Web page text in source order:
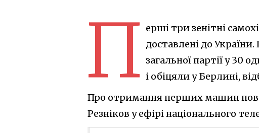
П ерші три зенітні
доставлені до
загальної партії у 30
і обіцяли у Берлині,
Про отримання перших машин
Резніков у ефірі національного